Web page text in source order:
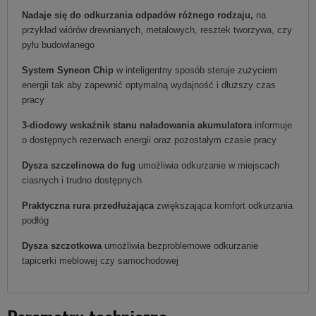
Nadaje się do odkurzania odpadów różnego rodzaju, na
przykład wiórów drewnianych, metalowych, resztek tworzywa, czy
pyłu budowlanego
System Syneon Chip w inteligentny sposób steruje zużyciem
energii tak aby zapewnić optymalną wydajność i dłuższy czas
pracy
3-diodowy wskaźnik stanu naładowania akumulatora informuje
o dostępnych rezerwach energii oraz pozostałym czasie pracy
Dysza szczelinowa do fug umożliwia odkurzanie w miejscach
ciasnych i trudno dostępnych
Praktyczna rura przedłużająca zwiększająca komfort odkurzania
podłóg
Dysza szczotkowa umożliwia bezproblemowe odkurzanie
tapicerki meblowej czy samochodowej